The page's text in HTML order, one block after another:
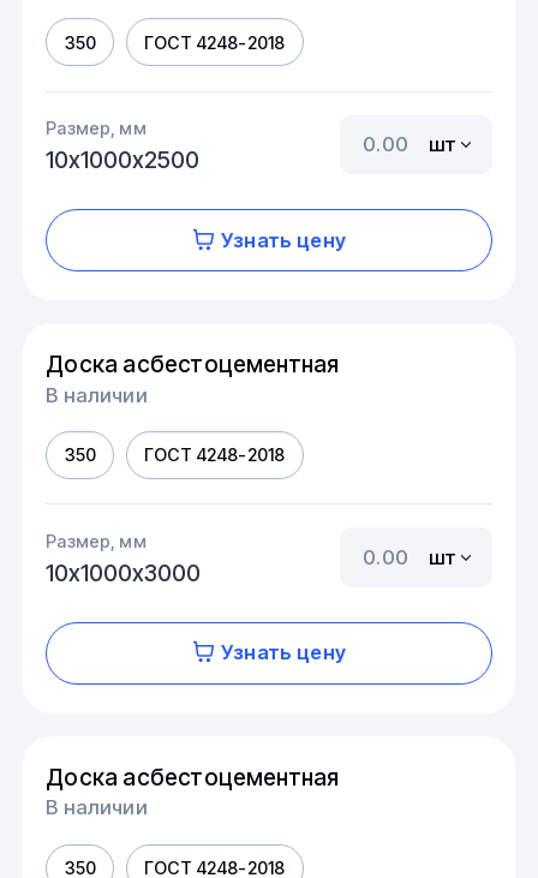
350 ГОСТ 4248-2018
Размер, мм
10х1000х2500
шт
Узнать цену
Доска асбестоцементная
В наличии
350 ГОСТ 4248-2018
Размер, мм
10х1000х3000
шт
Узнать цену
Доска асбестоцементная
В наличии
350 ГОСТ 4248-2018